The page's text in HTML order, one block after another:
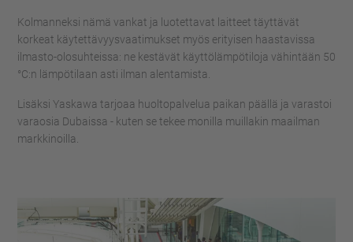
Kolmanneksi nämä vankat ja luotettavat laitteet täyttävät
korkeat käytettävyysvaatimukset myös erityisen haastavissa
ilmasto-olosuhteissa: ne kestävät käyttölämpötiloja vähintään 50
°C:n lämpötilaan asti ilman alentamista.
Lisäksi Yaskawa tarjoaa huoltopalvelua paikan päällä ja varastoi
varaosia Dubaissa - kuten se tekee monilla muillakin maailman
markkinoilla.